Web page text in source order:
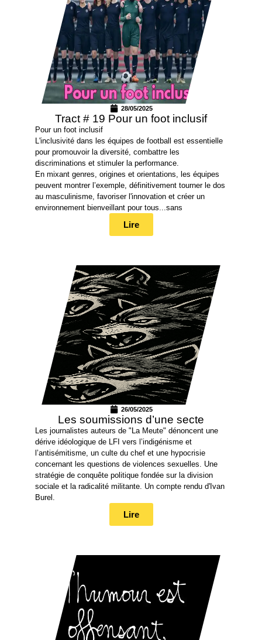
28/05/2025
Tract # 19 Pour un foot inclusif
Pour un foot inclusif
L'inclusivité dans les équipes de football est essentielle
pour promouvoir la diversité, combattre les
discriminations et stimuler la performance.
En mixant genres, origines et orientations, les équipes
peuvent montrer l’exemple, définitivement tourner le dos
au masculinisme, favoriser l'innovation et créer un
environnement bienveillant pour tous...sans
Lire
26/05/2025
Les soumissions d’une secte
Les journalistes auteurs de "La Meute" dénoncent une
dérive idéologique de LFI vers l’indigénisme et
l’antisémitisme, un culte du chef et une hypocrisie
concernant les questions de violences sexuelles. Une
stratégie de conquête politique fondée sur la division
sociale et la radicalité militante. Un compte rendu d'Ivan
Burel.
Lire